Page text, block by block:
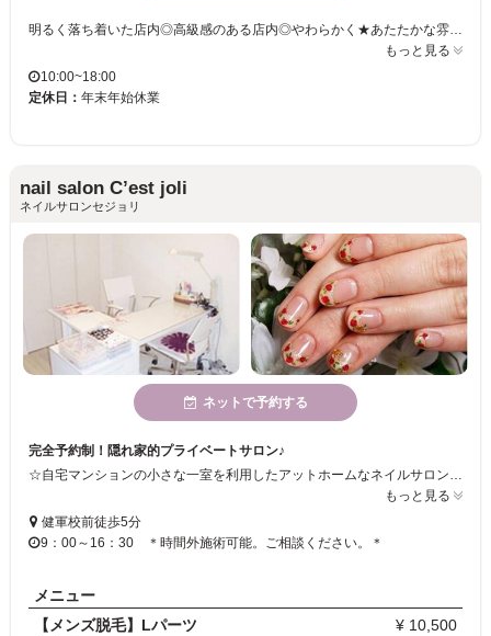
もっと見る
10:00~18:00
定休日： 年末年始休業
nail salon C’est joli
ネイルサロンセジョリ
ネットで予約する
完全予約制！隠れ家的プライベートサロン♪
もっと見る
健軍校前徒歩5分
9：00～16：30 ＊時間外施術可能。ご相談ください。＊
メニュー
【メンズ脱毛】Lパーツ
¥ 10,500